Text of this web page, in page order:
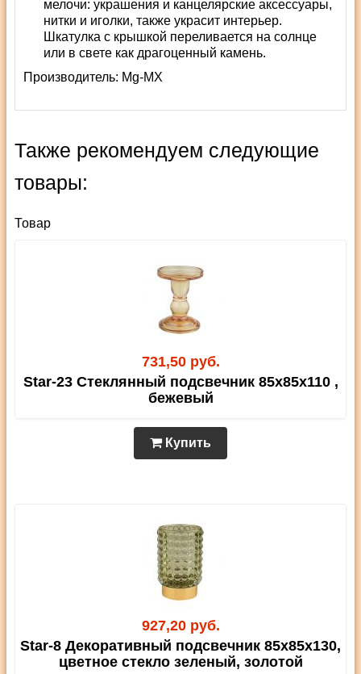
мелочи: украшения и канцелярские аксессуары,
нитки и иголки, также украсит интерьер.
Шкатулка с крышкой переливается на солнце
или в свете как драгоценный камень.
Производитель: Mg-MX
Также рекомендуем следующие
товары:
Товар
731,50 руб.
Star-23 Стеклянный подсвечник 85х85х110 ,
бежевый
Купить
927,20 руб.
Star-8 Декоративный подсвечник 85х85х130,
цветное стекло зеленый, золотой